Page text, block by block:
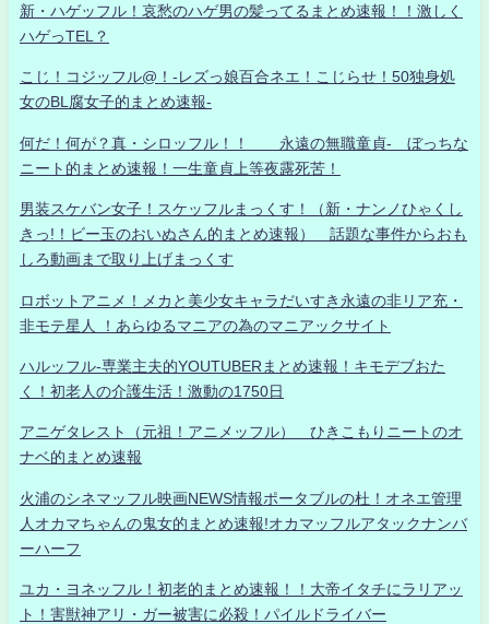
新・ハゲッフル！哀愁のハゲ男の髪ってるまとめ速報！！激しく
ハゲっTEL？
こじ！コジッフル@！-レズっ娘百合ネエ！こじらせ！50独身処
女のBL腐女子的まとめ速報-
何だ！何が？真・シロッフル！！ 永遠の無職童貞- ぼっちな
ニート的まとめ速報！一生童貞上等夜露死苦！
男装スケバン女子！スケッフルまっくす！（新・ナンノひゃくし
きっ!！ビー玉のおいぬさん的まとめ速報） 話題な事件からおも
しろ動画まで取り上げまっくす
ロボットアニメ！メカと美少女キャラだいすき永遠の非リア充・
非モテ星人 ！あらゆるマニアの為のマニアックサイト
ハルッフル-専業主夫的YOUTUBERまとめ速報！キモデブおた
く！初老人の介護生活！激動の1750日
アニゲタレスト（元祖！アニメッフル） ひきこもりニートのオ
ナベ的まとめ速報
火浦のシネマッフル映画NEWS情報ポータブルの杜！オネエ管理
人オカマちゃんの鬼女的まとめ速報!オカマッフルアタックナンバ
ーハーフ
ユカ・ヨネッフル！初老的まとめ速報！！大帝イタチにラリアッ
ト！害獣神アリ・ガー被害に必殺！パイルドライバー